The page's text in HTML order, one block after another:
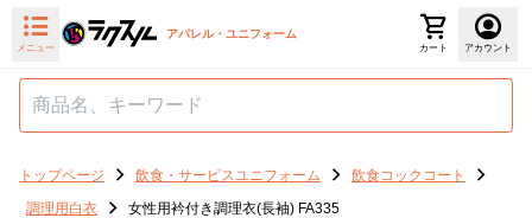
メニュー
アパレル・ユニフォーム
カート アカウント
トップページ 飲食・サービスユニフォーム
飲食コックコート
調理用白衣
女性用衿付き調理衣(長袖) FA335